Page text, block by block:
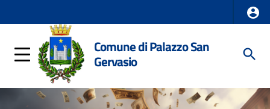
Comune di Palazzo San
Gervasio